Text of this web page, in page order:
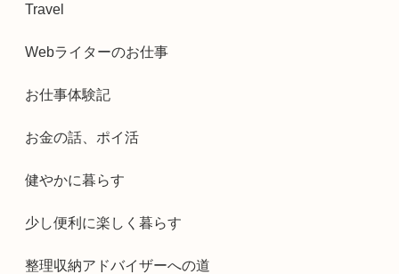
Travel
Webライターのお仕事
お仕事体験記
お金の話、ポイ活
健やかに暮らす
少し便利に楽しく暮らす
整理収納アドバイザーへの道